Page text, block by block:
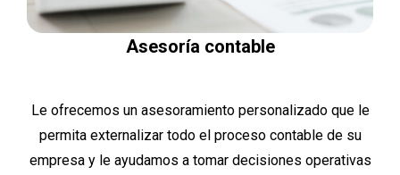
Asesoría contable
Le ofrecemos un asesoramiento personalizado que le
permita externalizar todo el proceso contable de su
empresa y le ayudamos a tomar decisiones operativas